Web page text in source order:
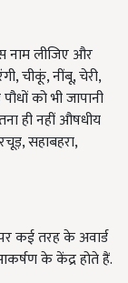
नाम लीजिए और
चीकूं, नींबू, चेरी,
को भी जापानी
ही नहीं औषधीय
सहाबहरा,
कई तरह के अवार्ड
के केंद्र होते हैं.